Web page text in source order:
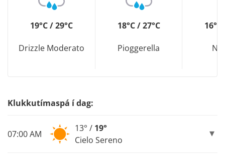
19°C / 29°C
Drizzle Moderato
18°C / 27°C
Pioggerella
16°C
Klukkutímaspá í dag:
07:00 AM
13° / 19°
Cielo Sereno